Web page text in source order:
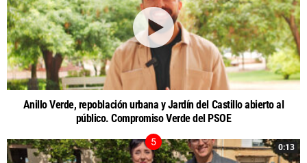
Anillo Verde, repoblación urbana y Jardín del Castillo abierto al
público. Compromiso Verde del PSOE
0:13